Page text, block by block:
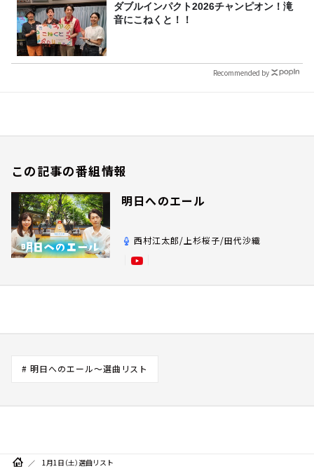
ダブルインパクト2026チャンピオン！滝
音にこねくと！！
Recommended by
この記事の番組情報
明日へのエール
西村江太郎/上杉桜子/田代沙織
# 明日へのエール～選曲リスト
1月1日（土）選曲リスト